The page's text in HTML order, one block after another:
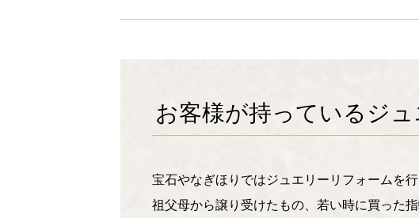
お客様が持っているジ
宝石やなぎほりではジュエリーリフォームを
祖父母から譲り受けたもの、若い時に買った